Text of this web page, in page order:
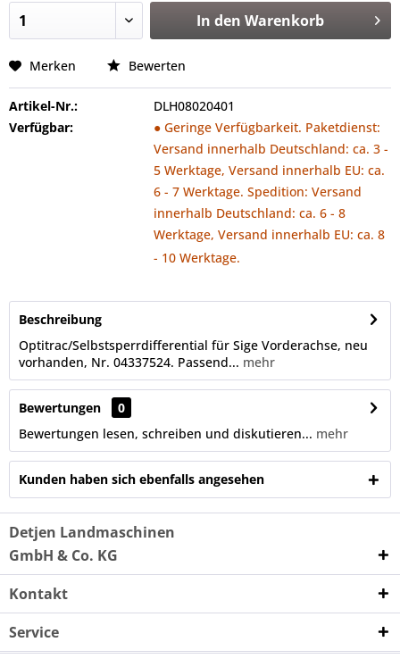
In den Warenkorb
Merken Bewerten
Artikel-Nr.:
DLH08020401
Verfügbar:
● Geringe Verfügbarkeit. Paketdienst:
Versand innerhalb Deutschland: ca. 3 -
5 Werktage, Versand innerhalb EU: ca.
6 - 7 Werktage. Spedition: Versand
innerhalb Deutschland: ca. 6 - 8
Werktage, Versand innerhalb EU: ca. 8
- 10 Werktage.
Beschreibung
Optitrac/Selbstsperrdifferential für Sige Vorderachse, neu
vorhanden, Nr. 04337524. Passend... mehr
Bewertungen
0
Bewertungen lesen, schreiben und diskutieren... mehr
Kunden haben sich ebenfalls angesehen
Detjen Landmaschinen
GmbH & Co. KG
Kontakt
Service